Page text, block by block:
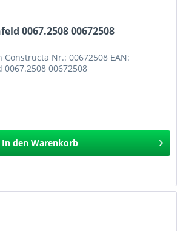
0067.2508 00672508
Constructa Nr.: 00672508 EAN:
00672508
In den Warenkorb